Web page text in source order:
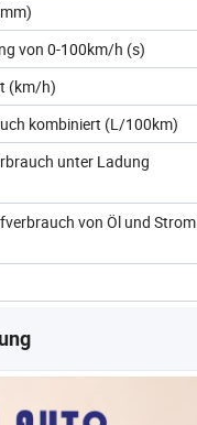
von 0-100km/h (s)
(km/h)
kombiniert (L/100km)
unter Ladung
von Öl und Strom